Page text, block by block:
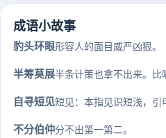
成语小故事
豹头环眼形容人的面目威严凶狠。
半筹莫展半条计策也拿不出来。比
自寻短见短见：本指见识短浅，
不分伯仲分不出第一第二。